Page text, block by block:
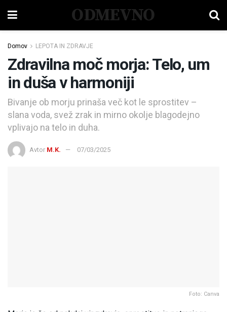
ODMEVNO
Domov LEPOTA IN ZDRAVJE
Zdravilna moč morja: Telo, um
in duša v harmoniji
Bivanje ob morju prinaša več kot le sprostitev –
slana voda, svež zrak in mirno okolje blagodejno
vplivajo na telo in duha.
Avtor M.K. 07/03/2025
Foto: Canva